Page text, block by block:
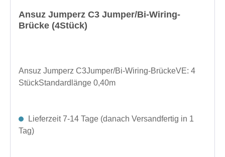
Ansuz Jumperz C3 Jumper/Bi-Wiring-
Brücke (4Stück)
Ansuz Jumperz C3Jumper/Bi-Wiring-BrückeVE: 4
StückStandardlänge 0,40m
Lieferzeit 7-14 Tage (danach Versandfertig in 1
Tag)